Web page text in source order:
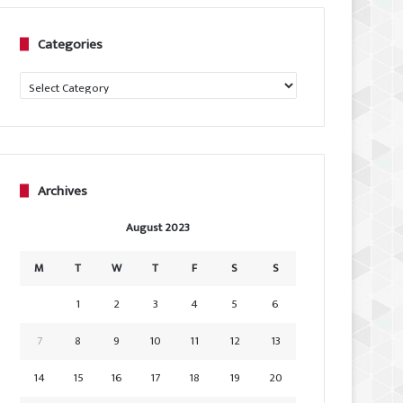
Categories
Categories
Archives
August 2023
M T W T F S
S
1
2 3 4 5
6
7
8 9 10 11 12
13
14
15 16 17 18 19 20